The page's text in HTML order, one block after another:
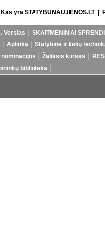
Kas yra STATYBUNAUJIENOS.LT|
Verslas
SKAITMENINIAI
Aplinka
Statybinė ir kelių
nominacijos Žaliasis kursas
biblioteka